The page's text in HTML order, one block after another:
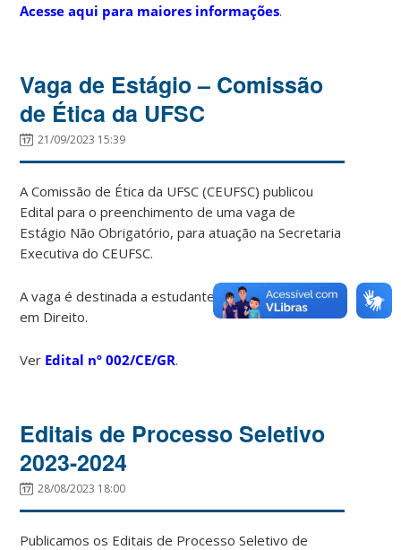
Acesse aqui para maiores informações.
Vaga de Estágio – Comissão
de Ética da UFSC
21/09/2023 15:39
A Comissão de Ética da UFSC (CEUFSC) publicou
Edital para o preenchimento de uma vaga de
Estágio Não Obrigatório, para atuação na Secretaria
Executiva do CEUFSC.
A vaga é destinada a estudantes de pós-graduação
em Direito.
Ver Edital nº 002/CE/GR.
Editais de Processo Seletivo
2023-2024
28/08/2023 18:00
Publicamos os Editais de Processo Seletivo de